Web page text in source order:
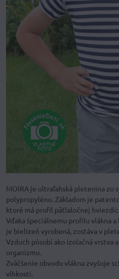
MOIRA je ultraľahská pletenina zo
polypropylénu. Základom je
ktoré má profil päťlaločnej
Vďaka špeciálnemu profilu vlákna
je bielizeň vyrobená, zostáva v
Vzduch pôsobí ako izolačná vrstva
organizmu.
Zväčšenie obvodu vlákna zvyšuje
vlhkosti.